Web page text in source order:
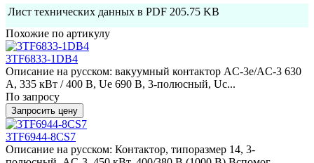
Лист технических данных в PDF 205.75 KB
Похожие по артикулу
3TF6833-1DB4
Описание на русском: вакуумный контактор AC-3e/AC-3 630
A, 335 кВт / 400 В, Ue 690 В, 3-полюсный, Uc...
По запросу
Запросить цену
3TF6944-8CS7
Описание на русском: Контактор, типоразмер 14, 3-